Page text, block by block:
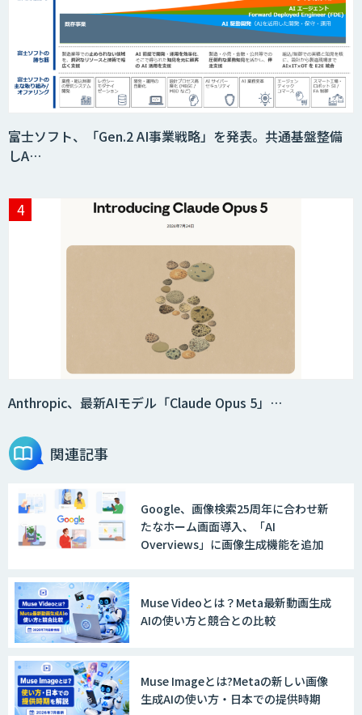
富士ソフト、「Gen.2 AI事業戦略」を発表。共通基盤整備
しA…
Anthropic、最新AIモデル「Claude Opus 5」…
関連記事
Google、画像検索25周年に合わせ新
たなホーム画面導入、「AI
Overviews」に画像生成機能を追加
Muse Videoとは？Meta最新動画生成
AIの使い方と競合との比較
Muse Imageとは?Metaの新しい画像
生成AIの使い方・日本での提供時期